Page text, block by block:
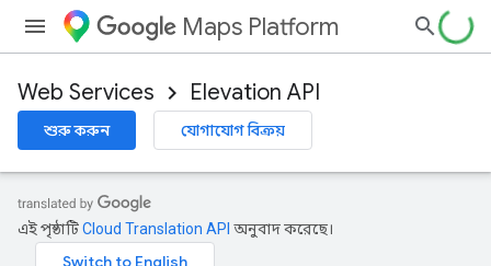
Maps Platform
Web Services Elevation API
শুরু করুন যোগাযোগ বিক্রয়
এই পৃষ্ঠাটিCloud Translation API অনুবাদ করেছে।